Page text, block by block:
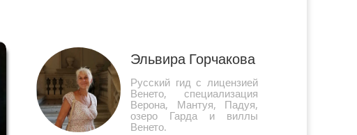
Эльвира Горчакова
Русский гид с лицензией
Венето, специализация
Верона, Мантуя, Падуя,
озеро Гарда и виллы
Венето.